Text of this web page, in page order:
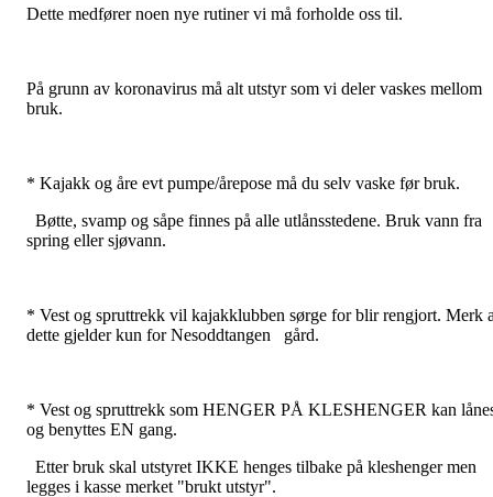
Dette medfører noen nye rutiner vi må forholde oss til.
På grunn av koronavirus må alt utstyr som vi deler vaskes mellom
bruk.
* Kajakk og åre evt pumpe/årepose må du selv vaske før bruk.
Bøtte, svamp og såpe finnes på alle utlånsstedene. Bruk vann fra
spring eller sjøvann.
* Vest og spruttrekk vil kajakklubben sørge for blir rengjort. Merk
dette gjelder kun for Nesoddtangen gård.
* Vest og spruttrekk som HENGER PÅ KLESHENGER kan
og benyttes EN gang.
Etter bruk skal utstyret IKKE henges tilbake på kleshenger men
legges i kasse merket "brukt utstyr".